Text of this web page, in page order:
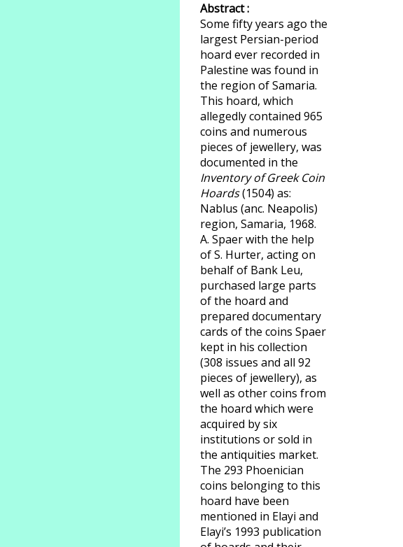
Abstract :
Some fifty years ago the
largest Persian-period
hoard ever recorded in
Palestine was found in
the region of Samaria.
This hoard, which
allegedly contained 965
coins and numerous
pieces of jewellery, was
documented in the
Inventory of Greek Coin
Hoards(1504) as:
Nablus (anc. Neapolis)
region, Samaria, 1968.
A. Spaer with the help
of S. Hurter, acting on
behalf of Bank Leu,
purchased large parts
of the hoard and
prepared documentary
cards of the coins Spaer
kept in his collection
(308 issues and all 92
pieces of jewellery), as
well as other coins from
the hoard which were
acquired by six
institutions or sold in
the antiquities market.
The 293 Phoenician
coins belonging to this
hoard have been
mentioned in Elayi and
Elayi’s 1993 publication